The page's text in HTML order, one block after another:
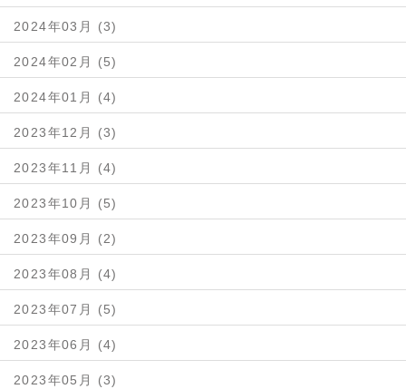
2024年03月 (3)
2024年02月 (5)
2024年01月 (4)
2023年12月 (3)
2023年11月 (4)
2023年10月 (5)
2023年09月 (2)
2023年08月 (4)
2023年07月 (5)
2023年06月 (4)
2023年05月 (3)